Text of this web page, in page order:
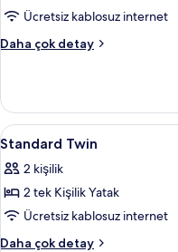
Double
bed
fotoğrafları
görün
Ücretsiz kablosuz internet
Daha çok detay
Deluxe
Double
bed
hakkında
fazla
detay
Standard
Twin
için
tüm
fotoğrafları
görün
3
Standard Twin
2 kişilik
2 tek Kişilik Yatak
Ücretsiz kablosuz internet
Daha çok detay
Standard